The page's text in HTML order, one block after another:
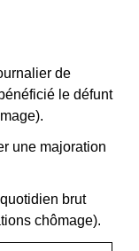
de
le défunt
une majoration
brut
chômage).